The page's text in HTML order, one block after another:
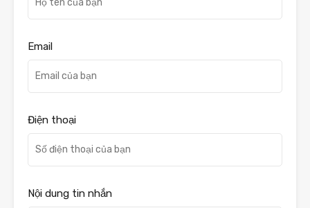
Email
Điện thoại
Nội dung tin nhắn